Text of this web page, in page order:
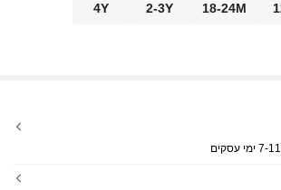
18-24M
2-3Y
4Y
7-11 ימי עסקים